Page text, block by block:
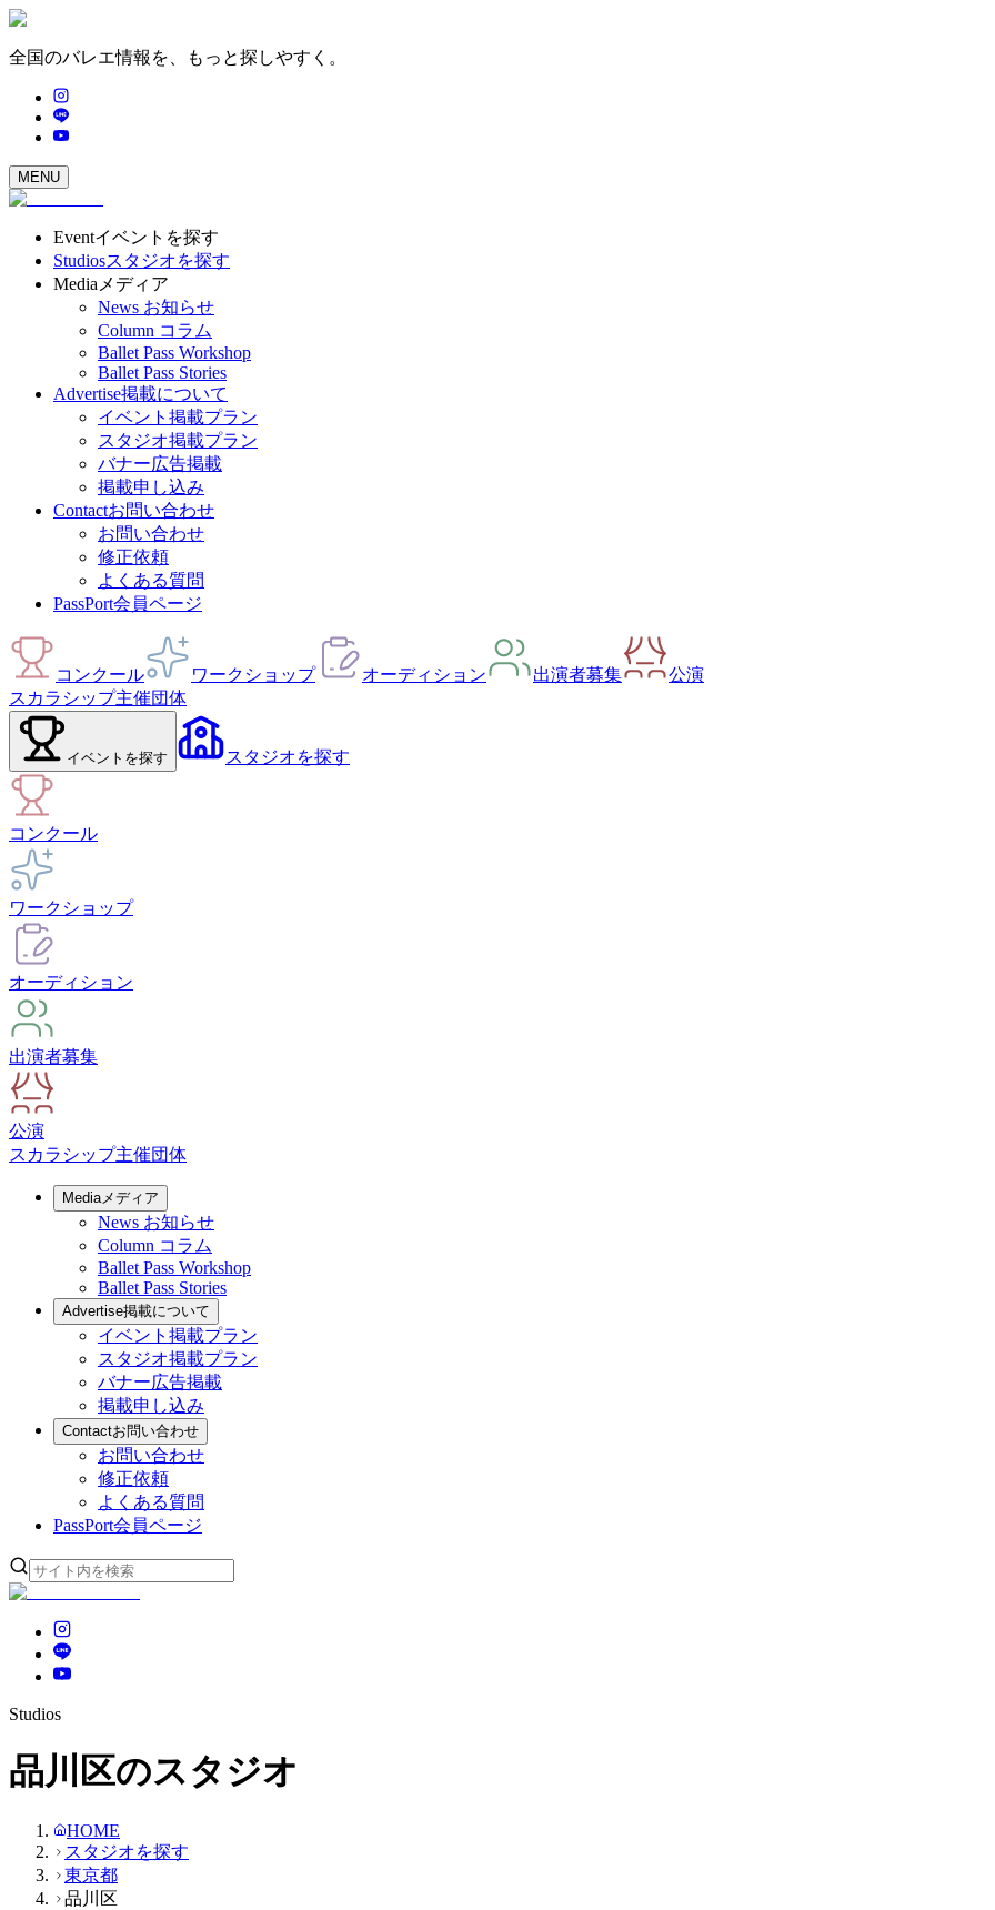
全国のバレエ情報を、もっと探しやすく。
MENU
Eventイベントを探す
Studiosスタジオを探す
Media メディア
News お知らせ
Column コラム
Ballet Pass Workshop
Ballet Pass Stories
Advertise掲載について
イベント掲載プラン
スタジオ掲載プラン
バナー広告掲載
掲載申し込み
Contactお問い合わせ
お問い合わせ
修正依頼
よくある質問
PassPort会員ページ
コンクール ワークショップ オーディション 出演者募集
公演
スカラシップ主催団体
イベント を探す スタジオを探す
コンクール
ワークショップ
オーディション
出演者募集
公演
スカラシップ主催団体
Mediaメディア
News お知らせ
Column コラム
Ballet Pass Workshop
Ballet Pass Stories
Advertise掲載について
イベント掲載プラン
スタジオ掲載プラン
バナー広告掲載
掲載申し込み
Contactお問い合わせ
お問い合わせ
修正依頼
よくある質問
PassPort会員ページ
Studios
品川区のスタジオ
HOME
スタジオを探す
東京都
品川区